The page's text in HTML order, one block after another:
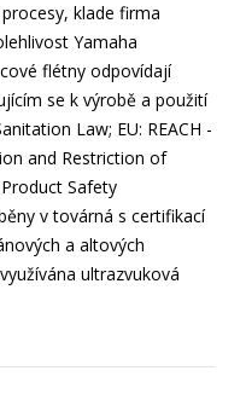
klade firma
Yamaha
flétny odpovídají
se k výrobě a použití
Law; EU: REACH -
and Restriction of
Safety
v továrná s certifikací
a altových
ultrazvuková